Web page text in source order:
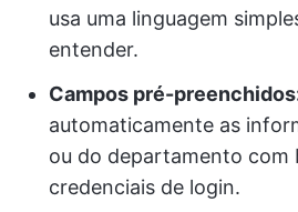
usa uma linguagem
entender.
Campos pré-
automaticamente as
ou do departamento com
credenciais de login.